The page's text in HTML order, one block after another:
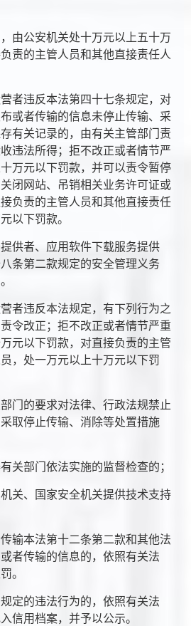
由公安机关处十万元以上五十万
责的主管人员和其他直接责任人
者违反本法第四十七条规定，对
或者传输的信息未停止传输、采
有关记录的，由有关主管部门责
违法所得；拒不改正或者情节严
万元以下罚款，并可以责令暂停
闭网站、吊销相关业务许可证或
负责的主管人员和其他直接责任
以下罚款。
供者、应用软件下载服务提供
条第二款规定的安全管理义务
者违反本法规定，有下列行为之
令改正；拒不改正或者情节严重
元以下罚款，对直接负责的主管
，处一万元以上十万元以下罚
部门的要求对法律、行政法规禁止
取停止传输、消除等处置措施
关部门依法实施的监督检查的；
机关、国家安全机关提供技术支持
输本法第十二条第二款和其他法
者传输的信息的，依照有关法
。
定的违法行为的，依照有关法
信用档案，并予以公示。